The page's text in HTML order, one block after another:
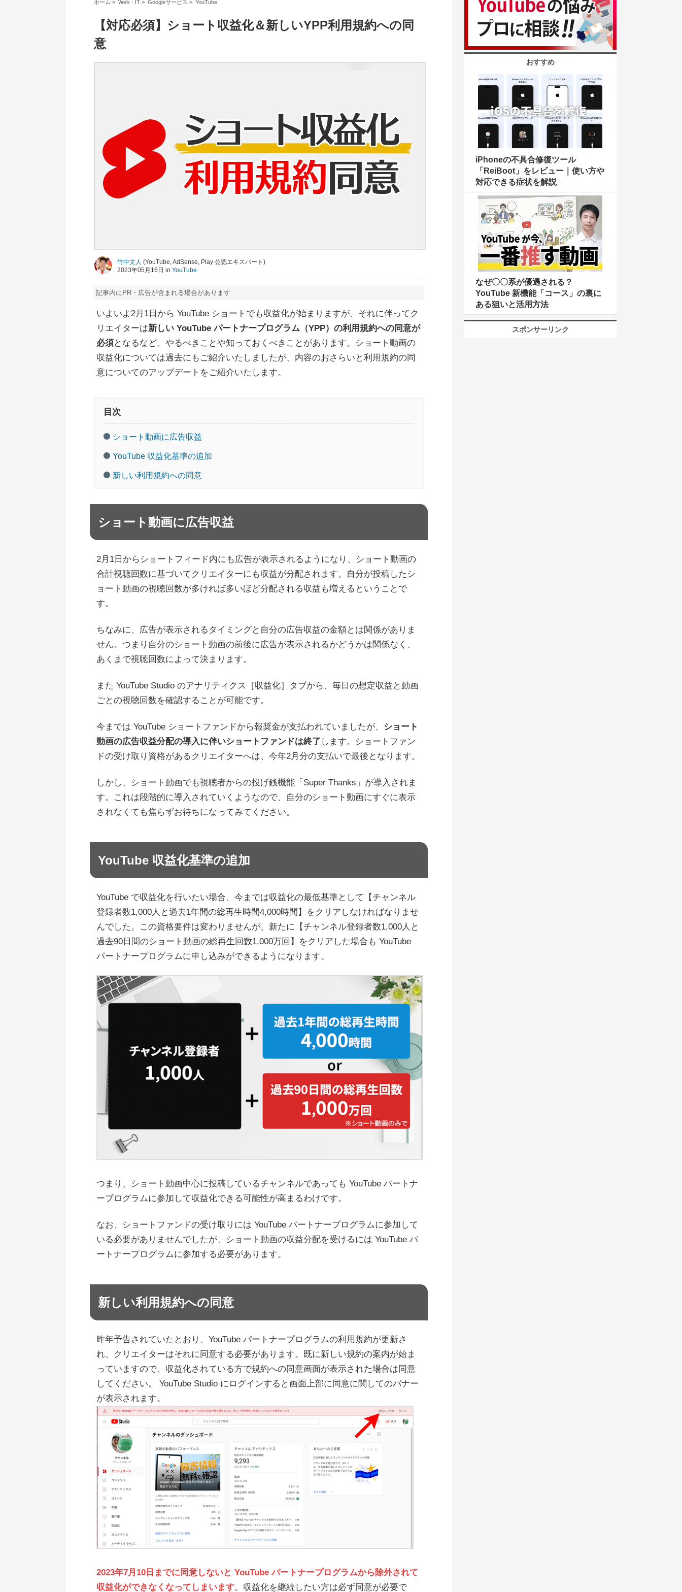
ホーム > Web・IT> Googleサービス > YouTube
【対応必須】ショート収益化＆新しいYPP利用規約への同
意
竹中文人 (YouTube, AdSense, Play 公認エキスパート)
2023年05月16日 in YouTube
記事内にPR・広告が含まれる場合があります
いよいよ2月1日から YouTube ショートでも収益化が始まりますが、それに伴ってク
リエイターは新しい YouTube パートナープログラム（YPP）の利用規約への同意が
必須となるなど、やるべきことや知っておくべきことがあります。ショート動画の
収益化については過去にもご紹介いたしましたが、内容のおさらいと利用規約の同
意についてのアップデートをご紹介いたします。
目次
ショート動画に広告収益
YouTube 収益化基準の追加
新しい利用規約への同意
ショート動画に広告収益
2月1日からショートフィード内にも広告が表示されるようになり、ショート動画の
合計視聴回数に基づいてクリエイターにも収益が分配されます。自分が投稿したシ
ョート動画の視聴回数が多ければ多いほど分配される収益も増えるということで
す。
ちなみに、広告が表示されるタイミングと自分の広告収益の金額とは関係がありま
せん。つまり自分のショート動画の前後に広告が表示されるかどうかは関係なく、
あくまで視聴回数によって決まります。
また YouTube Studio のアナリティクス［収益化］タブから、毎日の想定収益と動画
ごとの視聴回数を確認することが可能です。
今までは YouTube ショートファンドから報奨金が支払われていましたが、 ショート
動画の広告収益分配の導入に伴いショートファンドは終了 します。ショートファン
ドの受け取り資格があるクリエイターへは、今年2月分の支払いで最後となります。
しかし、ショート動画でも視聴者からの投げ銭機能「Super Thanks」が導入されま
す。これは段階的に導入されていくようなので、自分のショート動画にすぐに表示
されなくても焦らずお待ちになってみてください。
YouTube 収益化基準の追加
YouTube で収益化を行いたい場合、今までは収益化の最低基準として【チャンネル
登録者数1,000人と過去1年間の総再生時間4,000時間】をクリアしなければなりませ
んでした。この資格要件は変わりませんが、新たに【チャンネル登録者数1,000人と
過去90日間のショート動画の総再生回数1,000万回】をクリアした場合も YouTube
パートナープログラムに申し込みができるようになります。
つまり、ショート動画中心に投稿しているチャンネルであっても YouTube パートナ
ープログラムに参加して収益化できる可能性が高まるわけです。
なお、ショートファンドの受け取りには YouTube パートナープログラムに参加して
いる必要がありませんでしたが、ショート動画の収益分配を受けるには YouTube パ
ートナープログラムに参加する必要があります。
新しい利用規約への同意
昨年予告されていたとおり、YouTube パートナープログラムの利用規約が更新さ
れ、クリエイターはそれに同意する必要があります。既に新しい規約の案内が始ま
っていますので、収益化されている方で規約への同意画面が表示された場合は同意
してください。 YouTube Studio にログインすると画面上部に同意に関してのバナー
が表示されます。
2023年7月10日までに同意しないと YouTube パートナープログラムから除外されて
収益化ができなくなってしまいます。収益化を継続したい方は必ず同意が必要で
おすすめ
iPhoneの不具合修復ツール
「ReiBoot」をレビュー｜使い方や
対応できる症状を解説
なぜ〇〇系が優遇される？
YouTube 新機能「コース」の裏に
ある狙いと活用方法
スポンサーリンク